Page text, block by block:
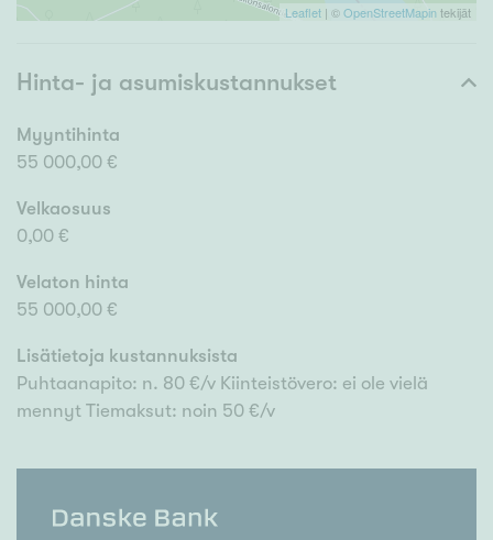
Leaflet | ©OpenStreetMapintekijät
Hinta- ja asumiskustannukset
Myyntihinta
55 000,00 €
Velkaosuus
0,00 €
Velaton hinta
55 000,00 €
Lisätietoja kustannuksista
Puhtaanapito: n. 80 €/v Kiinteistövero: ei ole vielä
mennyt Tiemaksut: noin 50 €/v